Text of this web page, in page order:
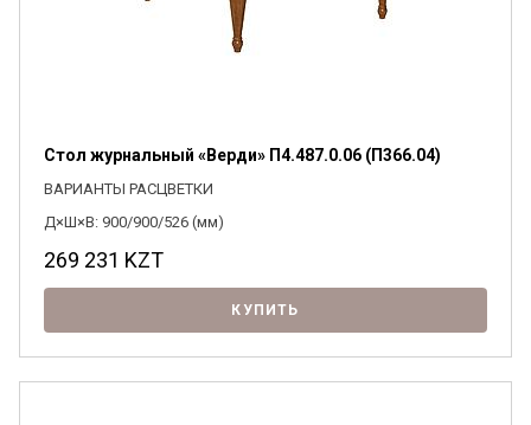
Стол журнальный «Верди» П4.487.0.06 (П366.04)
ВАРИАНТЫ РАСЦВЕТКИ
Д×Ш×В: 900/900/526 (мм)
269 231 KZT
КУПИТЬ